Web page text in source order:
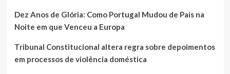
Dez Anos de Glória: Como Portugal Mudou de País na
Noite em que Venceu a Europa
Tribunal Constitucional altera regra sobre depoimentos
em processos de violência doméstica